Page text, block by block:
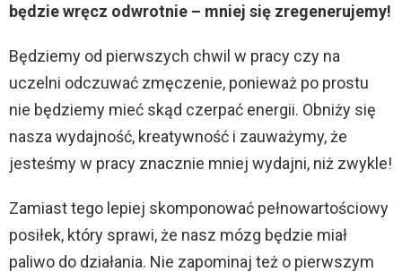
będzie wręcz odwrotnie – mniej się zregenerujemy!
Będziemy od pierwszych chwil w pracy czy na
uczelni odczuwać zmęczenie, ponieważ po prostu
nie będziemy mieć skąd czerpać energii. Obniży się
nasza wydajność, kreatywność i zauważymy, że
jesteśmy w pracy znacznie mniej wydajni, niż zwykle!
Zamiast tego lepiej skomponować pełnowartościowy
posiłek, który sprawi, że nasz mózg będzie miał
paliwo do działania. Nie zapominaj też o pierwszym